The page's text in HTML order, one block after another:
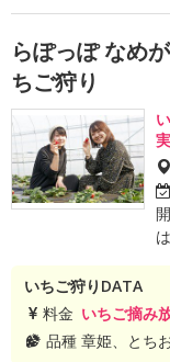
らぽっぽ なめ
ちご狩り
いちご狩りDATA
料金 いちご摘み
品種 章姫、とち